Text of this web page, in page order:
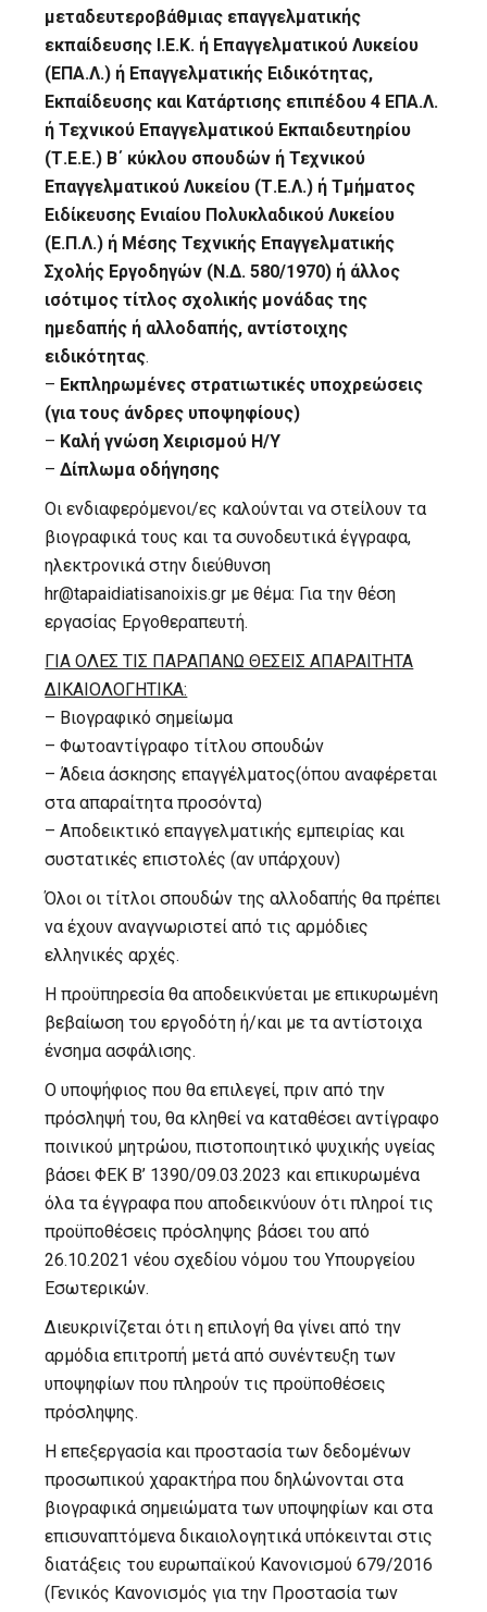
μεταδευτεροβάθμιας επαγγελματικής
εκπαίδευσης Ι.Ε.Κ. ή Επαγγελματικού Λυκείου
(ΕΠΑ.Λ.) ή Επαγγελματικής Ειδικότητας,
Εκπαίδευσης και Κατάρτισης επιπέδου 4 ΕΠΑ.Λ.
ή Τεχνικού Επαγγελματικού Εκπαιδευτηρίου
(Τ.Ε.Ε.) Β΄ κύκλου σπουδών ή Τεχνικού
Επαγγελματικού Λυκείου (Τ.Ε.Λ.) ή Τμήματος
Ειδίκευσης Ενιαίου Πολυκλαδικού Λυκείου
(Ε.Π.Λ.) ή Μέσης Τεχνικής Επαγγελματικής
Σχολής Εργοδηγών (Ν.Δ. 580/1970) ή άλλος
ισότιμος τίτλος σχολικής μονάδας της
ημεδαπής ή αλλοδαπής, αντίστοιχης
ειδικότητας.
– Εκπληρωμένες στρατιωτικές υποχρεώσεις
(για τους άνδρες υποψηφίους)
– Καλή γνώση Χειρισμού Η/Υ
–Δίπλωμα οδήγησης
Οι ενδιαφερόμενοι/ες καλούνται να στείλουν τα
βιογραφικά τους και τα συνοδευτικά έγγραφα,
ηλεκτρονικά στην διεύθυνση
hr@tapaidiatisanoixis.gr με θέμα: Για την θέση
εργασίας Εργοθεραπευτή.
ΓΙΑ ΟΛΕΣ ΤΙΣ ΠΑΡΑΠΑΝΩ ΘΕΣΕΙΣ ΑΠΑΡΑΙΤΗΤΑ
ΔΙΚΑΙΟΛΟΓΗΤΙΚΑ:
– Βιογραφικό σημείωμα
– Φωτοαντίγραφο τίτλου σπουδών
– Άδεια άσκησης επαγγέλματος(όπου αναφέρεται
στα απαραίτητα προσόντα)
– Αποδεικτικό επαγγελματικής εμπειρίας και
συστατικές επιστολές (αν υπάρχουν)
Όλοι οι τίτλοι σπουδών της αλλοδαπής θα πρέπει
να έχουν αναγνωριστεί από τις αρμόδιες
ελληνικές αρχές.
Η προϋπηρεσία θα αποδεικνύεται με επικυρωμένη
βεβαίωση του εργοδότη ή/και με τα αντίστοιχα
ένσημα ασφάλισης.
Ο υποψήφιος που θα επιλεγεί, πριν από την
πρόσληψή του, θα κληθεί να καταθέσει αντίγραφο
ποινικού μητρώου, πιστοποιητικό ψυχικής υγείας
βάσει ΦΕΚ Β’ 1390/09.03.2023 και επικυρωμένα
όλα τα έγγραφα που αποδεικνύουν ότι πληροί τις
προϋποθέσεις πρόσληψης βάσει του από
26.10.2021 νέου σχεδίου νόμου του Υπουργείου
Εσωτερικών.
Διευκρινίζεται ότι η επιλογή θα γίνει από την
αρμόδια επιτροπή μετά από συνέντευξη των
υποψηφίων που πληρούν τις προϋποθέσεις
πρόσληψης.
Η επεξεργασία και προστασία των δεδομένων
προσωπικού χαρακτήρα που δηλώνονται στα
βιογραφικά σημειώματα των υποψηφίων και στα
επισυναπτόμενα δικαιολογητικά υπόκεινται στις
διατάξεις του ευρωπαϊκού Κανονισμού 679/2016
(Γενικός Κανονισμός για την Προστασία των